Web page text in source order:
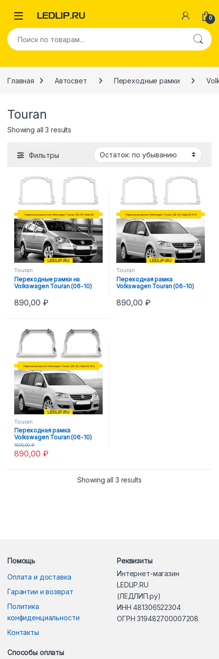
0
Искать:
Главная Автосвет Переходные рамки
Touran
Showing all 3 results
Фильтры
Touran
Переходные рамки на
Volkswagen Touran (06-10)
890,00₽
Touran
Переходная рамка
Volkswagen Touran (06-10)
890,00₽
Touran
Переходная рамка
Volkswagen Touran (06-10)
Hella 3R AFS Тип-2
890,00₽
1600,00₽
Showing all 3 results
Помощь
Оплата и доставка
Гарантии и возврат
Политика
конфиденциальности
Контакты
Реквизиты
Интернет-магазин
LEDLIP.RU
(ЛЕДЛИП.ру)
ИНН 481306522304
ОГРН 319482700007208
Способы оплаты